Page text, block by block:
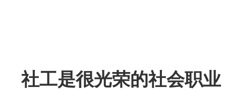
社工是很光荣的社会职业